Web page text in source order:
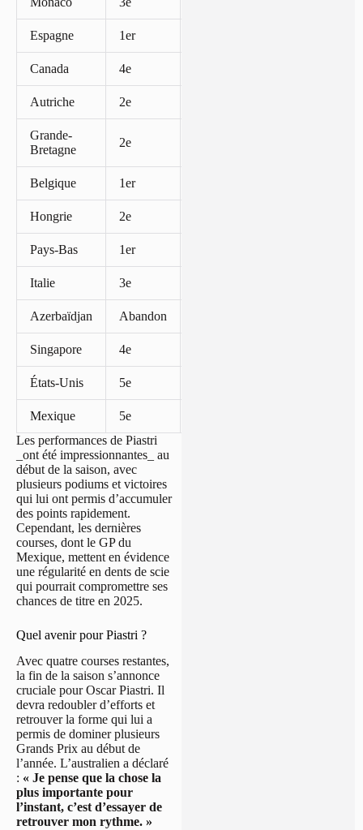
Espagne 1er
Canada 4e
Autriche 2e
Grande-
Bretagne
2e
Belgique 1er
Hongrie 2e
Pays-Bas 1er
Italie 3e
Azerbaïdjan Abandon
Singapore 4e
États-Unis 5e
Mexique 5e
Les performances de Piastri
_ont été impressionnantes_ au
début de la saison, avec
plusieurs podiums et victoires
qui lui ont permis d’accumuler
des points rapidement.
Cependant, les dernières
courses, dont le GP du
Mexique, mettent en évidence
une régularité en dents de scie
qui pourrait compromettre ses
chances de titre en 2025.
Quel avenir pour Piastri ?
Avec quatre courses restantes,
la fin de la saison s’annonce
cruciale pour Oscar Piastri. Il
devra redoubler d’efforts et
retrouver la forme qui lui a
permis de dominer plusieurs
Grands Prix au début de
l’année. L’australien a déclaré
: « Je pense que la chose la
plus importante pour
l’instant, c’est d’essayer de
retrouver mon rythme. »